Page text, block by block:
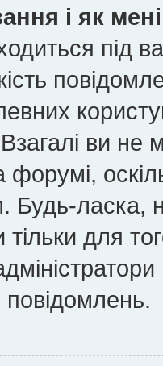
і як
під
Взагалі ви
Будь-
для